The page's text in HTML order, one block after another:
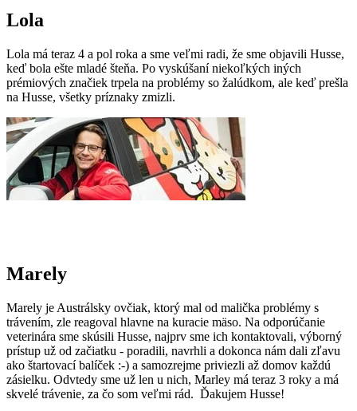
Lola
Lola má teraz 4 a pol roka a sme veľmi radi, že sme objavili Husse,
keď bola ešte mladé šteňa. Po vyskúšaní niekoľkých iných
prémiových značiek trpela na problémy so žalúdkom, ale keď prešla
na Husse, všetky príznaky zmizli.
Marely
Marely je Austrálsky ovčiak, ktorý mal od malička problémy s
trávením, zle reagoval hlavne na kuracie mäso. Na odporúčanie
veterinára sme skúsili Husse, najprv sme ich kontaktovali, výborný
prístup už od začiatku - poradili, navrhli a dokonca nám dali zľavu
ako štartovací balíček :-) a samozrejme priviezli až domov každú
zásielku. Odvtedy sme už len u nich, Marley má teraz 3 roky a má
skvelé trávenie, za čo som veľmi rád. Ďakujem Husse!